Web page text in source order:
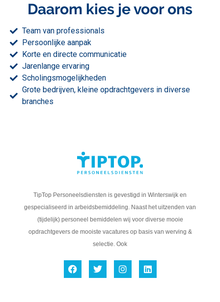
Daarom kies je voor ons
Team van professionals
Persoonlijke aanpak
Korte en directe communicatie
Jarenlange ervaring
Scholingsmogelijkheden
Grote bedrijven, kleine opdrachtgevers in diverse
branches
TipTop Personeelsdiensten is gevestigd in Winterswijk en
gespecialiseerd in arbeidsbemiddeling. Naast het uitzenden van
(tijdelijk) personeel bemiddelen wij voor diverse mooie
opdrachtgevers de mooiste vacatures op basis van werving &
selectie. Ook